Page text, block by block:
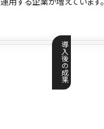
導
入
後
の
成
果